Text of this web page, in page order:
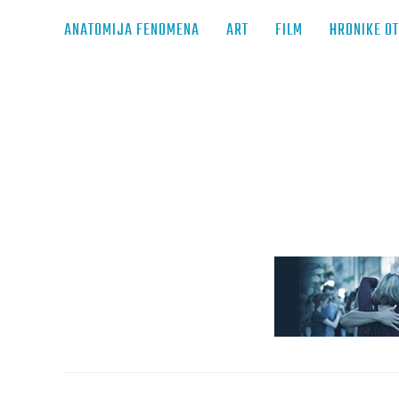
ANATOMIJA FENOMENA ART FILM HRONIKE